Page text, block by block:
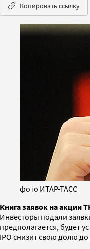
Копировать ссылку
фото ИТАР-ТАСС
Книга заявок на акции
Инвесторы подали
предполагается, будет
IPO снизит свою долю